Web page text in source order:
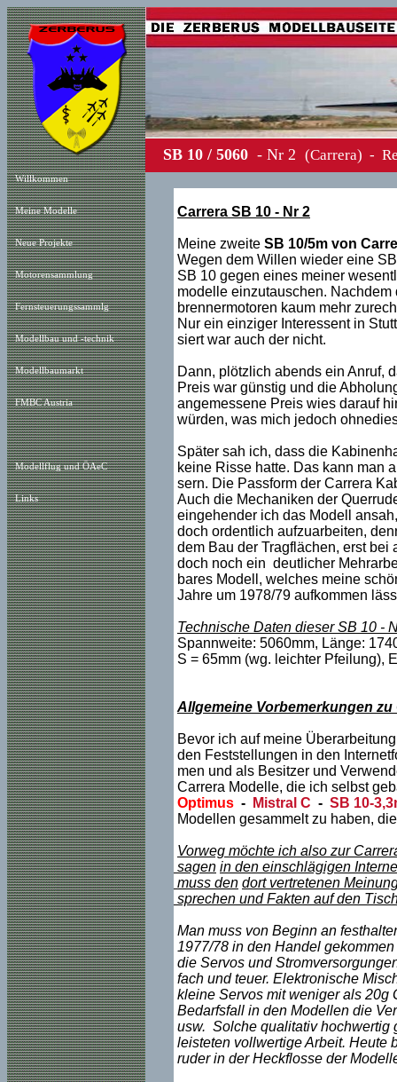
Willkommen
Meine Modelle
Neue Projekte
Motorensammlung
Fernsteuerungssammlg
Modellbau und -technik
Modellbaumarkt
FMBC Austria
Modellflug und ÖAeC
Links
SB 10 / 5060 - Nr 2 (Carrera)
Carrera SB 10 - Nr 2
Meine zweite SB 10/5m von
Wegen dem Willen wieder eine
SB 10 gegen eines meiner
modelle einzutauschen.
brennermotoren kaum mehr
Nur ein einziger Interessent in
siert war auch der nicht.
Dann, plötzlich abends ein Anruf,
Preis war günstig und die
angemessene Preis wies darauf
würden, was mich jedoch
Später sah ich, dass die
keine Risse hatte. Das kann man
sern. Die Passform der Carrera
Auch die Mechaniken der
eingehender ich das Modell
doch ordentlich aufzuarbeiten,
dem Bau der Tragflächen, erst bei
doch noch ein deutlicher
bares Modell, welches meine
Jahre um 1978/79 aufkommen
Technische Daten dieser SB 10 -
Spannweite: 5060mm, Länge:
S = 65mm (wg. leichter Pfeilung),
Allgemeine Vorbemerkungen zu
Bevor ich auf meine
den Feststellungen in den
men und als Besitzer und
Carrera Modelle, die ich selbst
Optimus - Mistral C - SB 10-
Modellen gesammelt zu haben,
Vorweg möchte ich also zur
sagen in den einschlägigen
muss den dort vertretenen
sprechen und Fakten auf den
Man muss von Beginn an
1977/78 in den Handel
die Servos und
fach und teuer. Elektronische
kleine Servos mit weniger als 20g
Bedarfsfall in den Modellen die
usw. Solche qualitativ hochwertig
leisteten vollwertige Arbeit. Heute
ruder in der Heckflosse der